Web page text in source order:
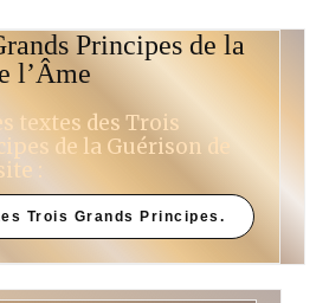
Principes de la
l’Âme
textes des Trois
de la Guérison de
:
Trois Grands Principes.